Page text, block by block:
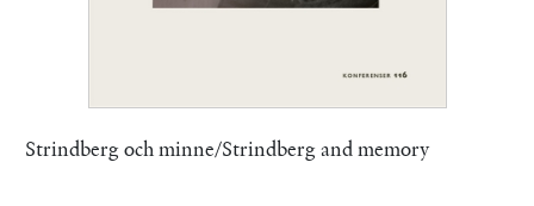
Strindberg och minne/Strindberg and memory